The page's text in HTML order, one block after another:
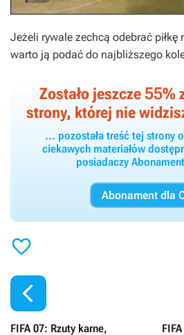
Jeżeli rywale zechcą odebrać
warto ją podać do najbliższego
Zostało jeszcze55%
strony, której nie
... pozostała treść tej strony
ciekawych materiałów
posiadaczy
Abonament dla


FIFA 07: Rzuty karne,